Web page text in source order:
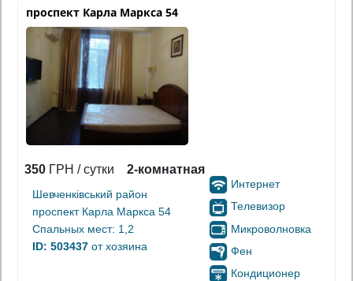
проспект Карла Маркса 54
350 ГРН / сутки 2-комнатная
Шевченківський район
проспект Карла Маркса 54
Спальных мест: 1,2
ID: 503437 от хозяина
Интернет
Телевизор
Микроволновка
Фен
Кондиционер